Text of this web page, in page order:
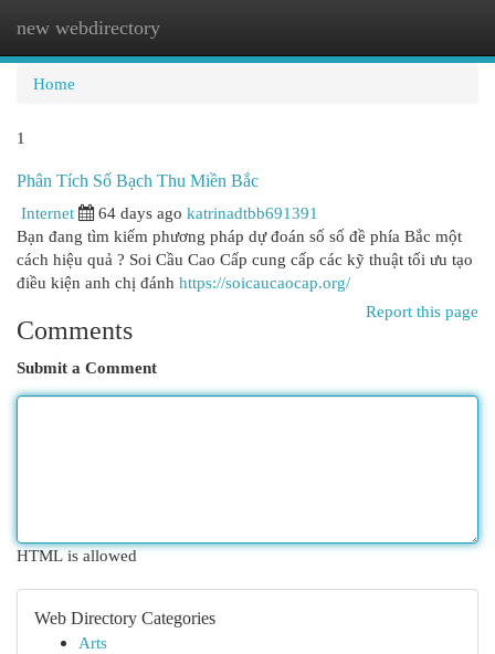
new webdirectory
Home
1
Phân Tích Số Bạch Thu Miền Bắc
Internet
64 days ago katrinadtbb691391
Bạn đang tìm kiếm phương pháp dự đoán số số đề phía Bắc một
cách hiệu quả ? Soi Cầu Cao Cấp cung cấp các kỹ thuật tối ưu tạo
điều kiện anh chị đánh https://soicaucaocap.org/
Report this page
Comments
Submit a Comment
HTML is allowed
Web Directory Categories
Arts